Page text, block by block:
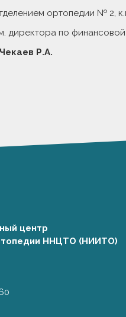
ортопедии № 2,
директора по
Р.А.
центр
ННЦТО (НИИТО)